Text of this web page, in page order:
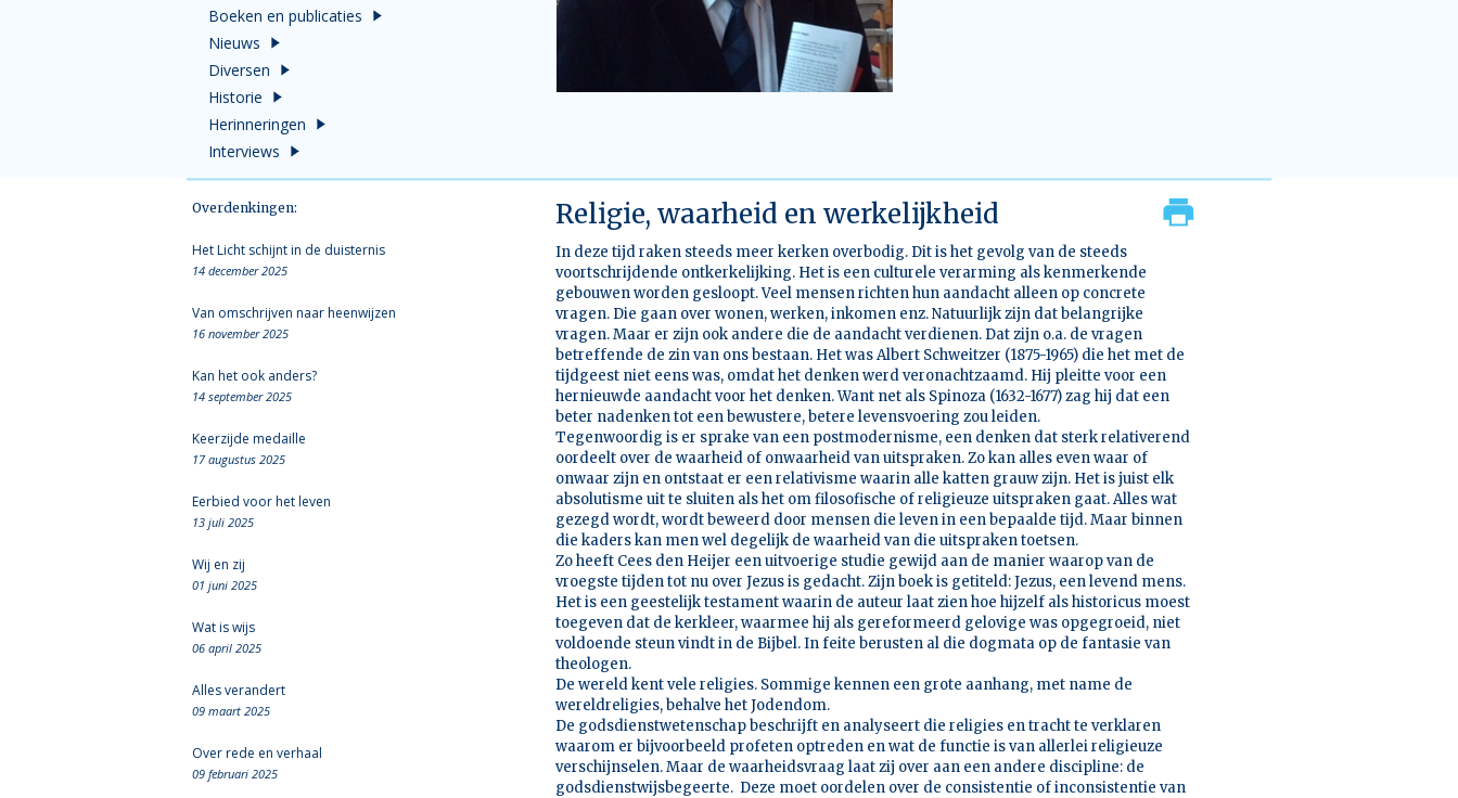
Boeken en publicaties
Nieuws
Diversen
Historie
Herinneringen
Interviews
Overdenkingen:
Het Licht schijnt in de duisternis
14 december 2025
Van omschrijven naar heenwijzen
16 november 2025
Kan het ook anders?
14 september 2025
Keerzijde medaille
17 augustus 2025
Eerbied voor het leven
13 juli 2025
Wij en zij
01 juni 2025
Wat is wijs
06 april 2025
Alles verandert
09 maart 2025
Over rede en verhaal
09 februari 2025
Religie, waarheid en werkelijkheid
In deze tijd raken steeds meer kerken overbodig. Dit is het gevolg van de steeds
voortschrijdende ontkerkelijking. Het is een culturele verarming als kenmerkende
gebouwen worden gesloopt. Veel mensen richten hun aandacht alleen op concrete
vragen. Die gaan over wonen, werken, inkomen enz. Natuurlijk zijn dat belangrijke
vragen. Maar er zijn ook andere die de aandacht verdienen. Dat zijn o.a. de vragen
betreffende de zin van ons bestaan. Het was Albert Schweitzer (1875-1965) die het met de
tijdgeest niet eens was, omdat het denken werd veronachtzaamd. Hij pleitte voor een
hernieuwde aandacht voor het denken. Want net als Spinoza (1632-1677) zag hij dat een
beter nadenken tot een bewustere, betere levensvoering zou leiden.
Tegenwoordig is er sprake van een postmodernisme, een denken dat sterk relativerend
oordeelt over de waarheid of onwaarheid van uitspraken. Zo kan alles even waar of
onwaar zijn en ontstaat er een relativisme waarin alle katten grauw zijn. Het is juist elk
absolutisme uit te sluiten als het om filosofische of religieuze uitspraken gaat. Alles wat
gezegd wordt, wordt beweerd door mensen die leven in een bepaalde tijd. Maar binnen
die kaders kan men wel degelijk de waarheid van die uitspraken toetsen.
Zo heeft Cees den Heijer een uitvoerige studie gewijd aan de manier waarop van de
vroegste tijden tot nu over Jezus is gedacht. Zijn boek is getiteld: Jezus, een levend mens.
Het is een geestelijk testament waarin de auteur laat zien hoe hijzelf als historicus moest
toegeven dat de kerkleer, waarmee hij als gereformeerd gelovige was opgegroeid, niet
voldoende steun vindt in de Bijbel. In feite berusten al die dogmata op de fantasie van
theologen.
De wereld kent vele religies. Sommige kennen een grote aanhang, met name de
wereldreligies, behalve het Jodendom.
De godsdienstwetenschap beschrijft en analyseert die religies en tracht te verklaren
waarom er bijvoorbeeld profeten optreden en wat de functie is van allerlei religieuze
verschijnselen. Maar de waarheidsvraag laat zij over aan een andere discipline: de
godsdienstwijsbegeerte. Deze moet oordelen over de consistentie of inconsistentie van